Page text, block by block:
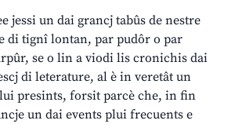
jessi un dai grancj tabûs de nestre
di tignî lontan, par pudôr o par
se o lin a viodi lis cronichis dai
di leterature, al è in veretât un
presints, forsit parcè che, in fin
un dai events plui frecuents e